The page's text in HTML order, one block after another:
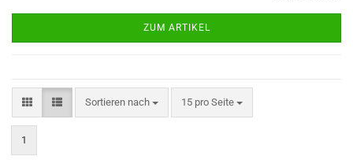
ZUM ARTIKEL
Sortieren nach 15 pro Seite
1